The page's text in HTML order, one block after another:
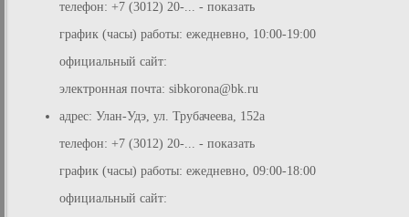
телефон: +7 (3012) 20-... - показать
график (часы) работы: ежедневно, 10:00-19:00
официальный сайт:
электронная почта: sibkorona@bk.ru
адрес: Улан-Удэ, ул. Трубачеева, 152а
телефон: +7 (3012) 20-... - показать
график (часы) работы: ежедневно, 09:00-18:00
официальный сайт: